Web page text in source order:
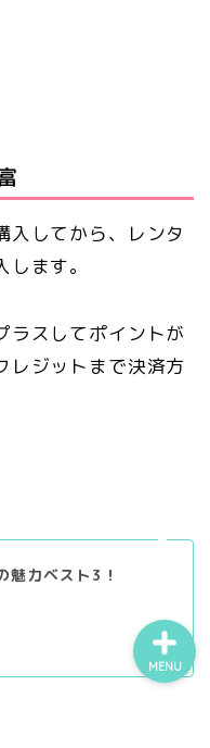
入してから、レンタ
ます。
ラスしてポイントが
レジットまで決済方
魅力ベスト3！
MENU
名から探す